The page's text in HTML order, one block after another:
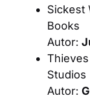
Sickest
Books
Autor:
Studios
Autor: